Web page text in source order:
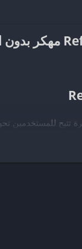
تتيح للمستخدمين
يعتمد التطبيق على
الوجوه في الصور